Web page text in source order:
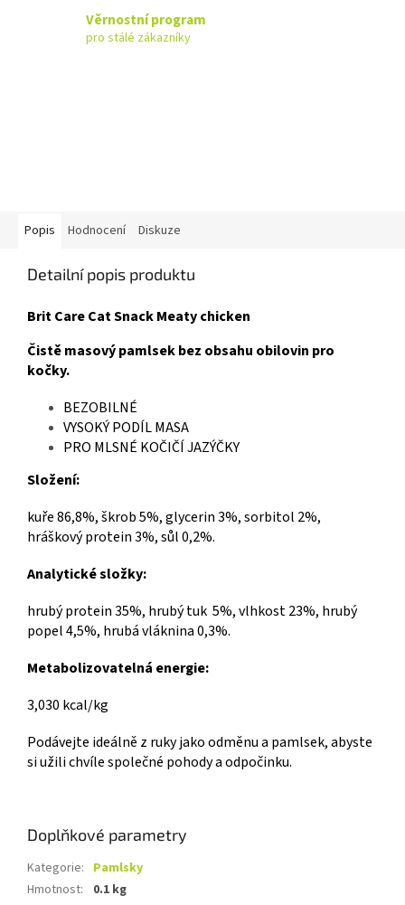
Věrnostní program
pro stálé zákazníky
Popis Hodnocení Diskuze
Detailní popis produktu
Brit Care Cat Snack Meaty chicken
Čistě masový pamlsek bez obsahu obilovin pro
kočky.
BEZOBILNÉ
VYSOKÝ PODÍL MASA
PRO MLSNÉ KOČIČÍ JAZÝČKY
Složení:
kuře 86,8%, škrob 5%, glycerin 3%, sorbitol 2%,
hráškový protein 3%, sůl 0,2%.
Analytické složky:
hrubý protein 35%, hrubý tuk 5%, vlhkost 23%, hrubý
popel 4,5%, hrubá vláknina 0,3%.
Metabolizovatelná energie:
3,030 kcal/kg
Podávejte ideálně z ruky jako odměnu a pamlsek, abyste
si užili chvíle společné pohody a odpočinku.
Doplňkové parametry
Kategorie: Pamlsky
Hmotnost:
0.1 kg